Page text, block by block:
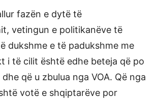
fazën e dytë të
vetingun e politikanëve të
dukshme e të padukshme me
i të cilit është edhe beteja që po
që u zbulua nga VOA. Që nga
votë e shqiptarëve por